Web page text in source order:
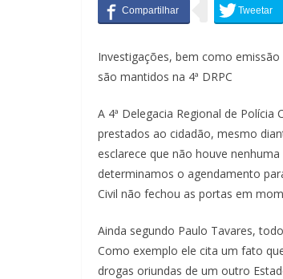
Investigações, bem como
são mantidos na 4ª DRPC
A 4ª Delegacia Regional de
prestados ao cidadão, mesmo
esclarece que não houve
determinamos o agendamento
Civil não fechou as portas em
Ainda segundo Paulo Tavares,
Como exemplo ele cita um fato
drogas oriundas de um outro